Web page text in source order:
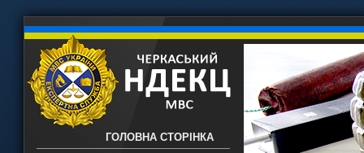
ГОЛОВНА СТОРІНКА